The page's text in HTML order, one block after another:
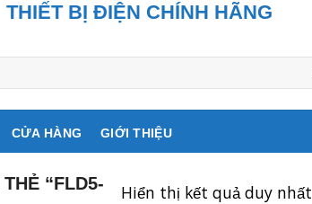
THIẾT BỊ ĐIỆN CHÍNH HÃNG
CỬA HÀNG GIỚI THIỆU
“FLD5-
Hiển thị kết quả duy nhất